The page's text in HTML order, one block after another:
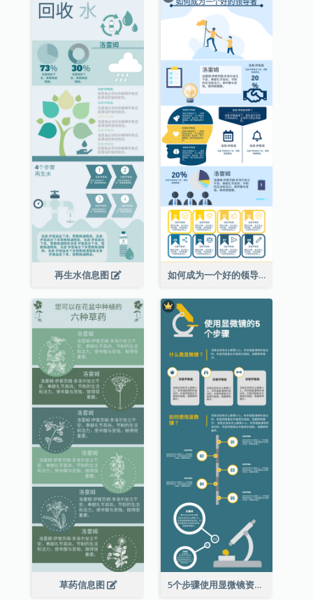
再生水信息图 如何成为一个好的领导者信息图
草药信息图 5个步骤使用显微镜资料图